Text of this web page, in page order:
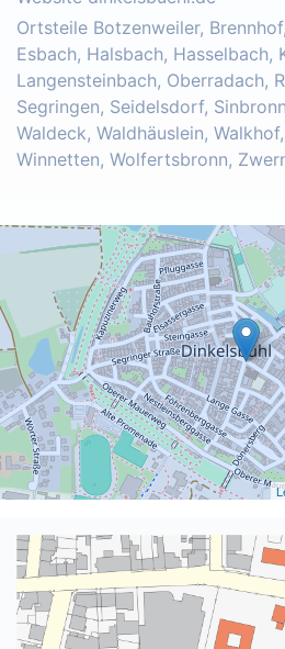
Ortsteile Botzenweiler,
Esbach, Halsbach, Hasselbach,
Langensteinbach, Oberradach,
Segringen, Seidelsdorf,
Waldeck, Waldhäuslein,
Winnetten, Wolfertsbronn,